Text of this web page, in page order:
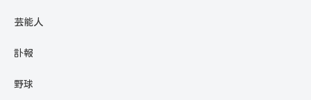
芸能人
訃報
野球